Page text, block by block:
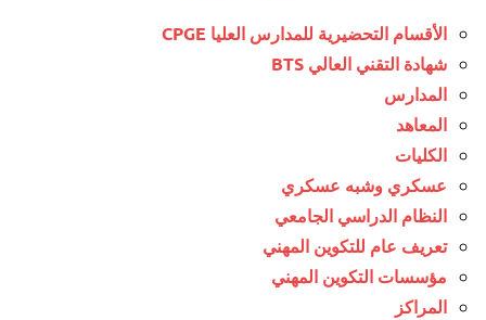
الأقسام التحضيرية للمدارس العليا CPGE
شهادة التقني العالي BTS
المدارس
المعاهد
الكليات
عسكري وشبه عسكري
النظام الدراسي الجامعي
تعريف عام للتكوين المهني
مؤسسات التكوين المهني
المراكز